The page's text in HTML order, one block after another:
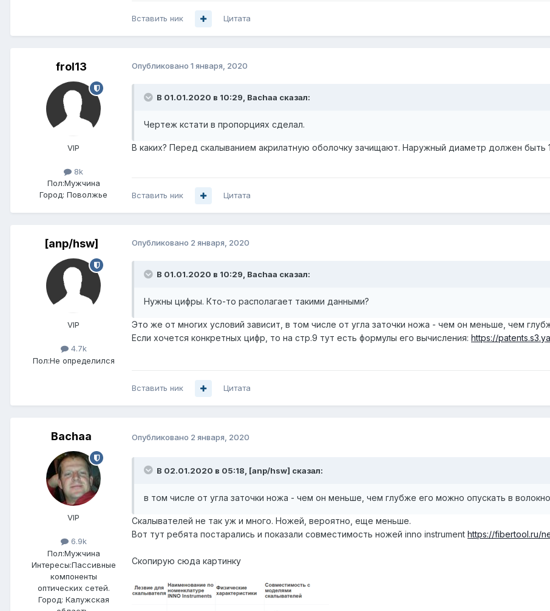
Вставить ник Цитата
frol13
VIP
8k
Пол:Мужчина
Город: Поволжье
Опубликовано 1 января, 2020
В 01.01.2020 в 10:29, Bachaa сказал:
Чертеж кстати в пропорциях сделал.
В каких? Перед скалыванием акрилатную оболочку зачищают. Наружный диаметр должен быть
Вставить ник Цитата
[anp/hsw]
VIP
4.7k
Пол:Не определился
Опубликовано 2 января, 2020
В 01.01.2020 в 10:29, Bachaa сказал:
Нужны цифры. Кто-то располагает такими данными?
Это же от многих условий зависит, в том числе от угла заточки ножа - чем он меньше, чем
Если хочется конкретных цифр, то на стр.9 тут есть формулы его вычисления: https://
Вставить ник Цитата
Bachaa
VIP
6.9k
Пол:Мужчина
Интересы:Пассивные
компоненты
оптических сетей.
Город: Калужская
Опубликовано 2 января, 2020
В 02.01.2020 в 05:18, [anp/hsw] сказал:
в том числе от угла заточки ножа - чем он меньше, чем глубже его можно опускать в
Скалывателей не так уж и много. Ножей, вероятно, еще меньше.
Вот тут ребята постарались и показали совместимость ножей inno instrument https://fibertool.ru/
Скопирую сюда картинку